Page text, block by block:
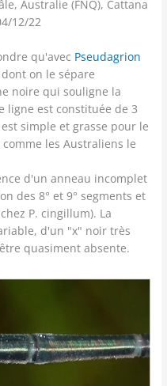
Australie (FNQ), Cattana
12/22
qu'avec Pseudagrion
on le sépare
noire qui souligne la
ligne est constituée de 3
simple et grasse pour le
les Australiens le
d'un anneau incomplet
des 8° et 9° segments et
P. cingillum). La
d'un "x" noir très
quasiment absente.